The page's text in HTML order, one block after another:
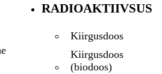
RADIOAKTIIVSUS
Kiirgusdoos
Kiirgusdoos
(biodoos)